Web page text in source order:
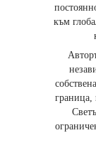
към
граница,